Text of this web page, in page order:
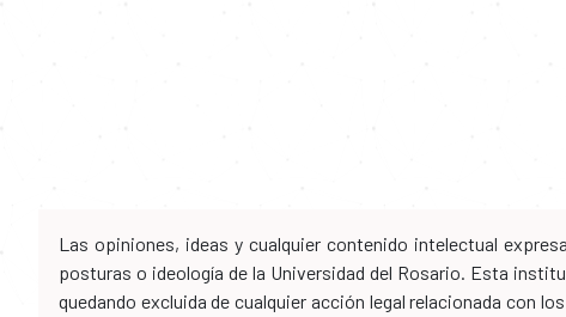
Las opiniones, ideas y cualquier contenido intelectual
posturas o ideología de la Universidad del Rosario. Esta
quedando excluida de cualquier acción legal relacionada con